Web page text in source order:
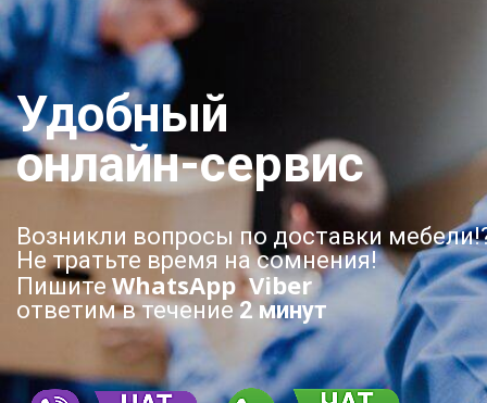
Удобный
онлайн-сервис
Возникли вопросы по доставки
Не тратьте время на сомнения!
ПишитеWhatsApp Viber
ответим в течение 2 минут